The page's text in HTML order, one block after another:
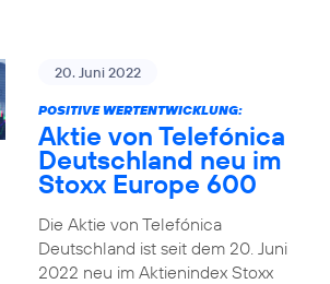
20. Juni 2022
POSITIVE WERTENTWICKLUNG:
Aktie von Telefónica
Deutschland neu im
Stoxx Europe 600
Die Aktie von Telefónica
Deutschland ist seit dem 20. Juni
2022 neu im Aktienindex Stoxx